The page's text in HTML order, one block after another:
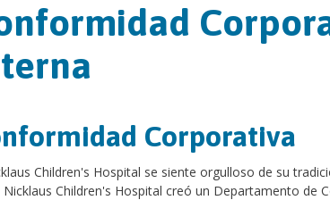
Corporativa
Children's Hospital se siente orgulloso de su
Nicklaus Children's Hospital creó un Departamento de